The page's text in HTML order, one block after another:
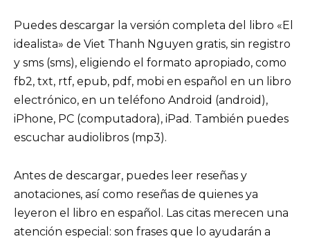
Puedes descargar la versión completa del libro «El
idealista» de Viet Thanh Nguyen gratis, sin registro
y sms (sms), eligiendo el formato apropiado, como
fb2, txt, rtf, epub, pdf, mobi en español en un libro
electrónico, en un teléfono Android (android),
iPhone, PC (computadora), iPad. También puedes
escuchar audiolibros (mp3).
Antes de descargar, puedes leer reseñas y
anotaciones, así como reseñas de quienes ya
leyeron el libro en español. Las citas merecen una
atención especial: son frases que lo ayudarán a